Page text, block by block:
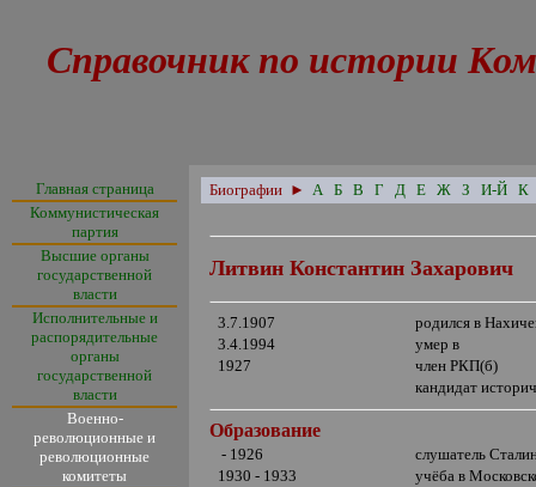
Справочник по истории
Главная страница
Коммунистическая
партия
Высшие органы
государственной
власти
Исполнительные и
распорядительные
органы
государственной
власти
Военно-
революционные и
революционные
комитеты
Биографии ► А Б В Г Д Е Ж З И-Й К
Литвин Константин Захарович
3.7.1907
родился в
3.4.1994
умер в
1927
член РКП(б)
кандидат
Образование
- 1926
слушатель
1930 - 1933
учёба в